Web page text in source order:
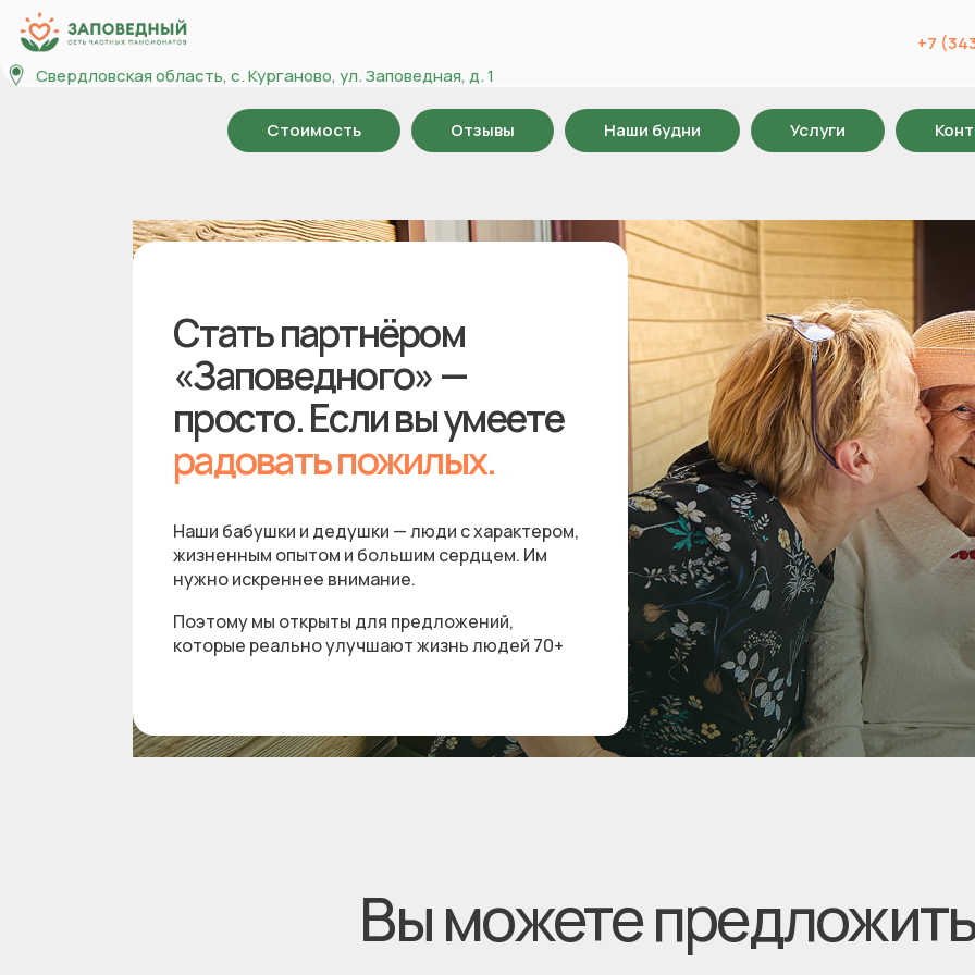
На главную
Свердловская область, с. Курганово, ул. Заповедная, д. 1
+7
Стоимость Отзывы Наши будни Услуги
Стать партнёром
«Заповедного» —
просто. Если вы умеете
радовать пожилых.
Наши бабушки и дедушки — люди с характером,
жизненным опытом и большим сердцем. Им
нужно искреннее внимание.
Поэтому мы открыты для предложений,
которые реально улучшают жизнь людей 70+
Вы можете